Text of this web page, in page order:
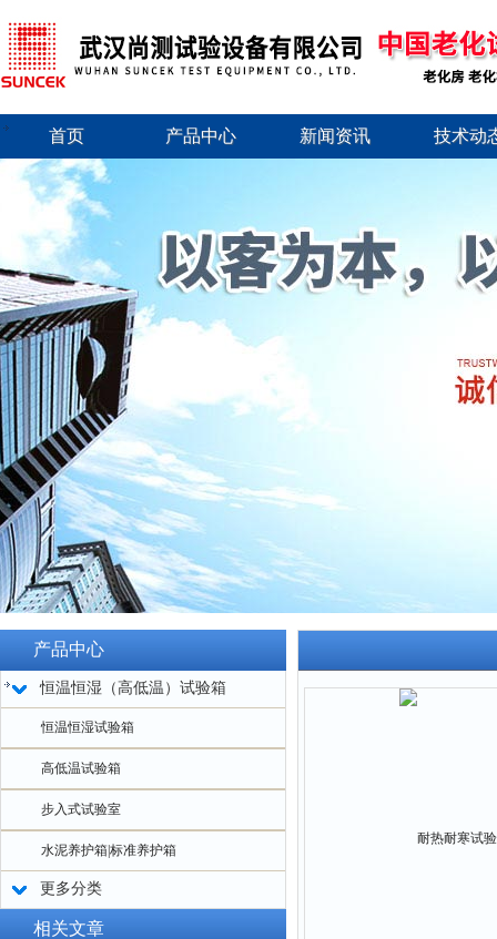
首页 产品中心 新闻资讯 技术动
产品中心
恒温恒湿（高低温）试验箱
恒温恒湿试验箱
高低温试验箱
步入式试验室
水泥养护箱|标准养护箱
更多分类
相关文章